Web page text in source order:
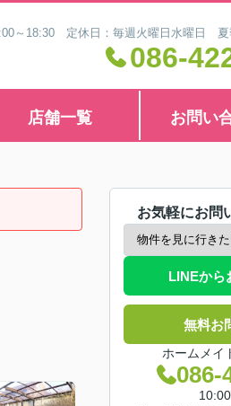
～18:30 定休日：毎週火曜日水曜日 夏
086-
店舗一覧 お問い
お気軽にお問
LINEから
無料お
ホームメイ
086-